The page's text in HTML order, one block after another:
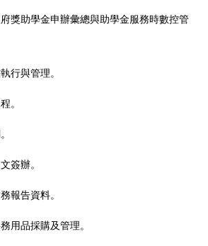
獎助學金申辦彙總與助學金服務時數控管
行與管理。
。
簽辦。
報告資料。
用品採購及管理。